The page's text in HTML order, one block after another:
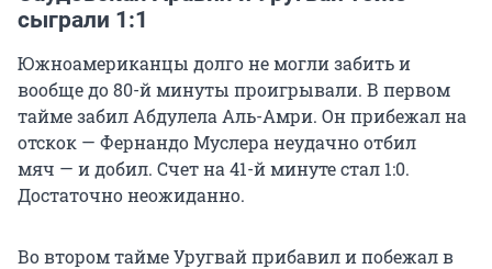
сыграли 1:1
Южноамериканцы долго не могли забить и
вообще до 80-й минуты проигрывали. В первом
тайме забил Абдулела Аль-Амри. Он прибежал на
отскок — Фернандо Муслера неудачно отбил
мяч — и добил. Счет на 41-й минуте стал 1:0.
Достаточно неожиданно.
Во втором тайме Уругвай прибавил и побежал в